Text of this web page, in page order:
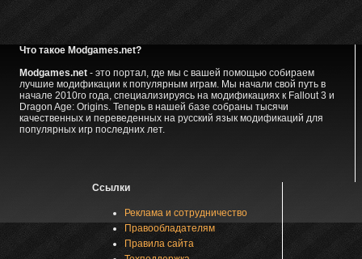
Что такое Modgames.net?
Modgames.net- это портал, где мы с вашей помощью собираем
лучшие модификации к популярным играм. Мы начали свой путь в
начале 2010го года, специализируясь на модификациях к Fallout 3 и
Dragon Age: Origins. Теперь в нашей базе собраны тысячи
качественных и переведенных на русский язык модификаций для
популярных игр последних лет.
Ссылки
Реклама и сотрудничество
Правообладателям
Правила сайта